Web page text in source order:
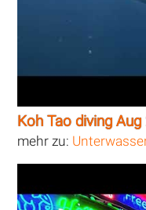
Koh Tao diving
mehr zu: